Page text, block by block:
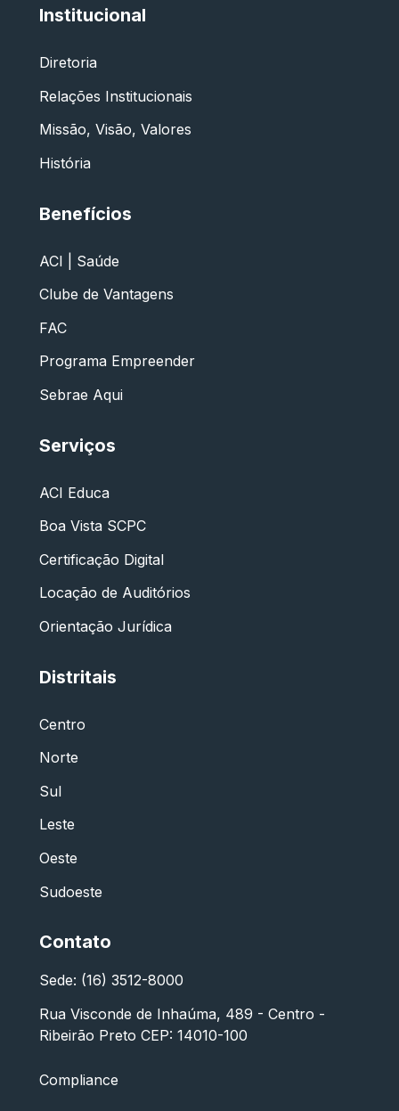
Institucional
Diretoria
Relações Institucionais
Missão, Visão, Valores
História
Benefícios
ACI | Saúde
Clube de Vantagens
FAC
Programa Empreender
Sebrae Aqui
Serviços
ACI Educa
Boa Vista SCPC
Certificação Digital
Locação de Auditórios
Orientação Jurídica
Distritais
Centro
Norte
Sul
Leste
Oeste
Sudoeste
Contato
Sede: (16) 3512-8000
Rua Visconde de Inhaúma, 489 - Centro -
Ribeirão Preto CEP: 14010-100
Compliance